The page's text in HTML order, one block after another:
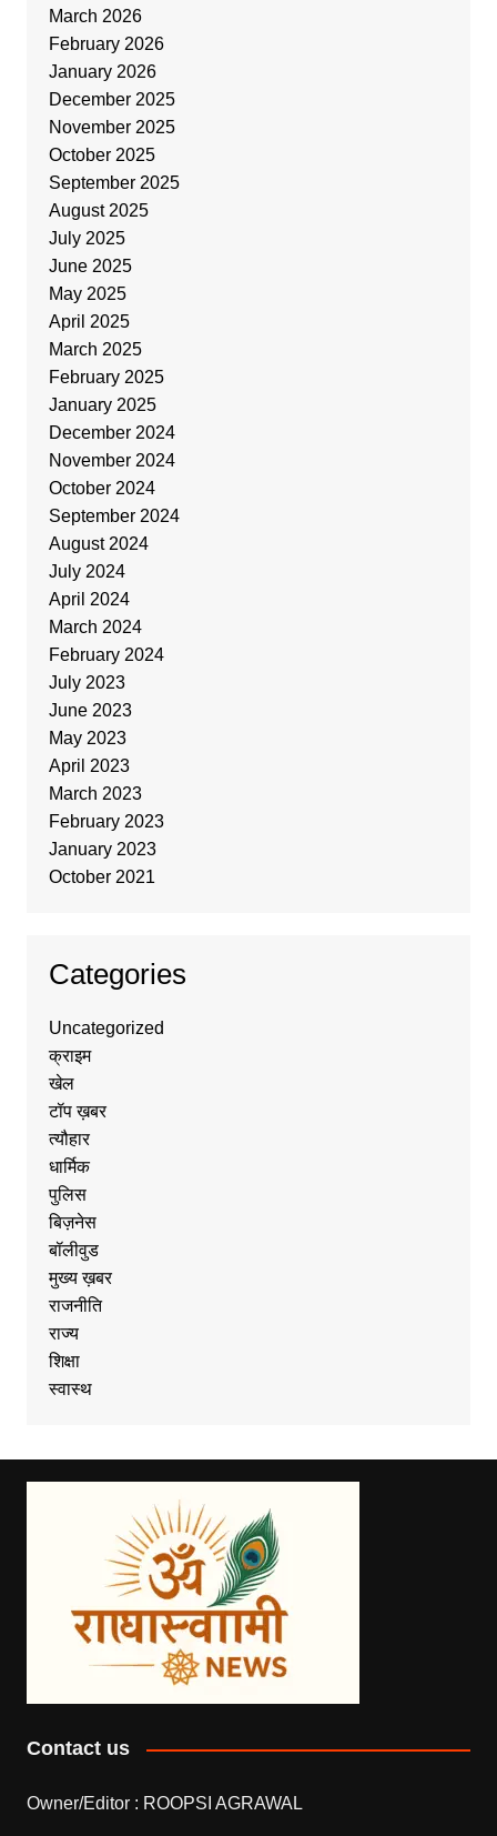
March 2026
February 2026
January 2026
December 2025
November 2025
October 2025
September 2025
August 2025
July 2025
June 2025
May 2025
April 2025
March 2025
February 2025
January 2025
December 2024
November 2024
October 2024
September 2024
August 2024
July 2024
April 2024
March 2024
February 2024
July 2023
June 2023
May 2023
April 2023
March 2023
February 2023
January 2023
October 2021
Categories
Uncategorized
क्राइम
खेल
टॉप ख़बर
त्यौहार
धार्मिक
पुलिस
बिज़नेस
बॉलीवुड
मुख्य ख़बर
राजनीति
राज्य
शिक्षा
स्वास्थ
Contact us
Owner/Editor : ROOPSI AGRAWAL